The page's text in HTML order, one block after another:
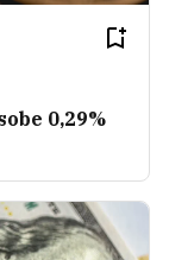
0,29%